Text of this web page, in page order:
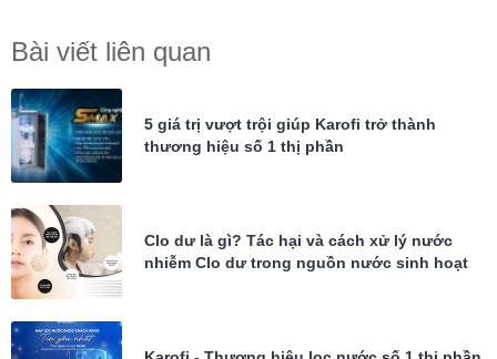
Bài viết liên quan
5 giá trị vượt trội giúp Karofi trở thành
thương hiệu số 1 thị phần
Clo dư là gì? Tác hại và cách xử lý nước
nhiễm Clo dư trong nguồn nước sinh hoạt